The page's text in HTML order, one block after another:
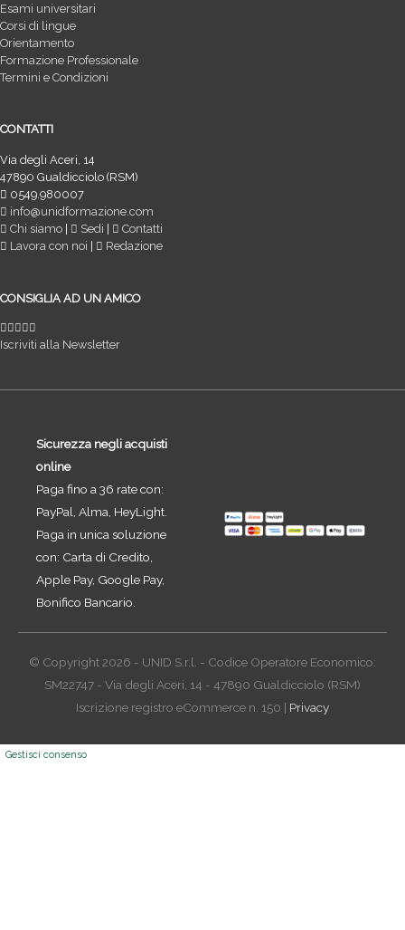
Esami universitari
Corsi di lingue
Orientamento
Formazione Professionale
Termini e Condizioni
CONTATTI
Via degli Aceri, 14
47890 Gualdicciolo (RSM)
0549.980007
info@unidformazione.com
Chi siamo
Sedi
Contatti
Lavora con noi
Redazione
CONSIGLIA AD UN AMICO
Iscriviti alla Newsletter
Sicurezza negli acquisti
online
Paga fino a 36 rate con:
PayPal, Alma, HeyLight.
Paga in unica soluzione
con: Carta di Credito,
Apple Pay, Google Pay,
Bonifico Bancario.
© Copyright 2026 - UNID S.r.l. - Codice Operatore Economico:
SM22747 - Via degli Aceri, 14 - 47890 Gualdicciolo (RSM)
Iscrizione registro eCommerce n. 150 | Privacy
Gestisci consenso